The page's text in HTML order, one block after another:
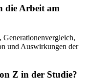
die Arbeit am
Generationenvergleich,
und Auswirkungen der
Z in der Studie?